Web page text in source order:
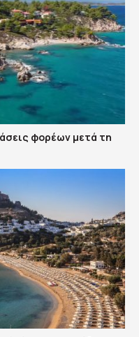
φορέων μετά τη